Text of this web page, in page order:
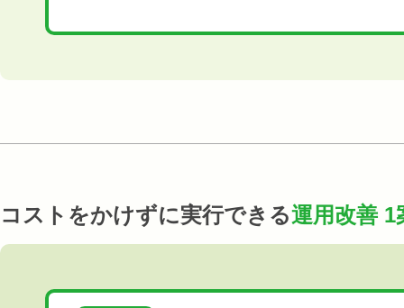
コストをかけずに実行できる運用改善 1